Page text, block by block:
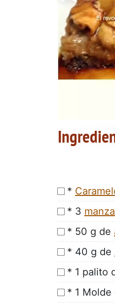
*
* 3
* 50 g de
* 40 g de
* 1 palito
* 1